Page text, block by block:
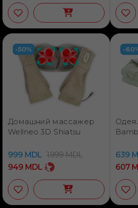
-50%
Домашний массажер
Wellneo 3D Shiatsu
999 MDL 1.999MDL
949 MDL
-
639
607